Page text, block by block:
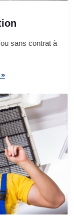
sans contrat à